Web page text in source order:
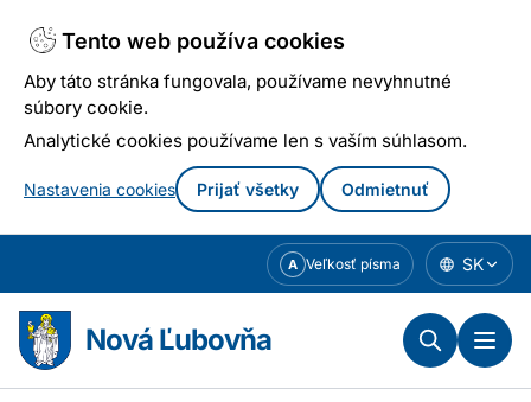
Tento web používa cookies
Aby táto stránka fungovala, používame nevyhnutné
súbory cookie.
Analytické cookies používame len s vaším súhlasom.
Nastavenia cookies Prijať všetky Odmietnuť
obsahu
A Veľkosť písma SK
Nová Ľubovňa